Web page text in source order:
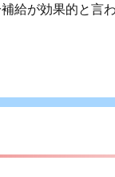
給が効果的と言